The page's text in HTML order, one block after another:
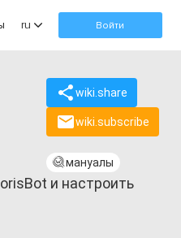
ru Войти
wiki.share
wiki.subscribe
мануалы
и настроить